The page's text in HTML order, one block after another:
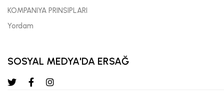
KOMPANIYA PRINSIPLARI
Yordam
SOSYAL MEDYA'DA ERSAĞ